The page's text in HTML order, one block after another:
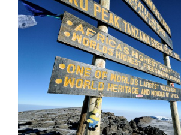
View
Larger
Image